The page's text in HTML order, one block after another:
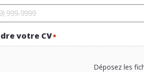
votre CV*
Déposez les